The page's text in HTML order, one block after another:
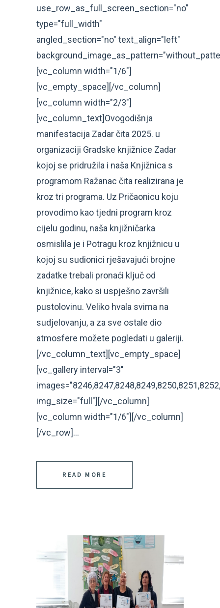
use_row_as_full_screen_section="no"
type="full_width"
angled_section="no" text_align="left"
[vc_column width="1/6"]
[vc_empty_space][/vc_column]
[vc_column width="2/3"]
[vc_column_text]Ovogodišnja
manifestacija Zadar čita 2025. u
organizaciji Gradske knjižnice Zadar
kojoj se pridružila i naša Knjižnica s
programom Ražanac čita realizirana je
kroz tri programa. Uz Pričaonicu koju
provodimo kao tjedni program kroz
cijelu godinu, naša knjižničarka
osmislila je i Potragu kroz knjižnicu u
kojoj su sudionici rješavajući brojne
zadatke trebali pronaći ključ od
knjižnice, kako si uspješno završili
pustolovinu. Veliko hvala svima na
sudjelovanju, a za sve ostale dio
atmosfere možete pogledati u galeriji.
[/vc_column_text][vc_empty_space]
[vc_gallery interval="3"
img_size="full"][/vc_column]
[vc_column width="1/6"][/vc_column]
[/vc_row]...
READ MORE